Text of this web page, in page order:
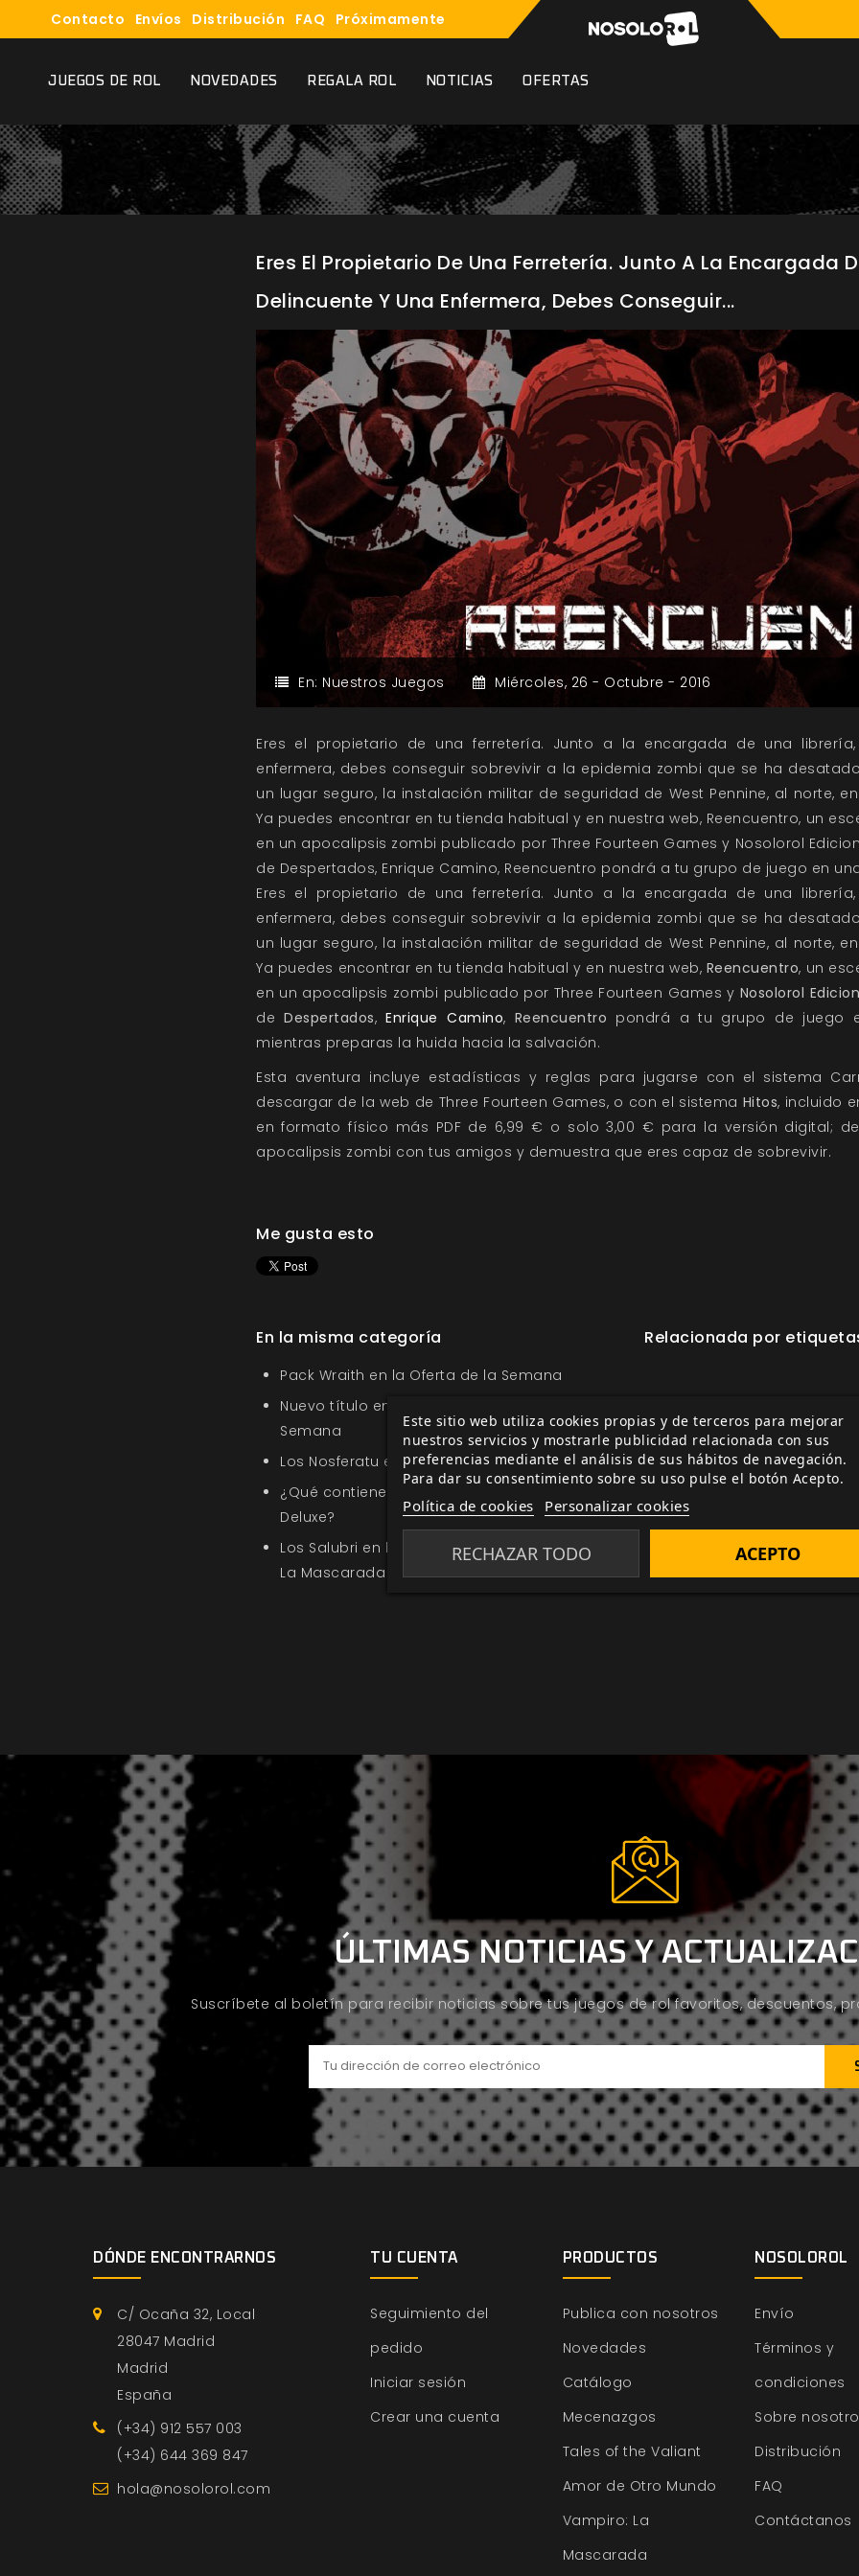
Contacto Envíos Distribución FAQ Próximamente
JUEGOS DE ROL NOVEDADES REGALA ROL NOTICIAS OFERTAS
Eres El Propietario De Una Ferretería. Junto A La Encargada
Delincuente Y Una Enfermera, Debes Conseguir...
En: Nuestros Juegos Miércoles, 26 - Octubre - 2016
Eres el propietario de una ferretería. Junto a la encargada de una
enfermera, debes conseguir sobrevivir a la epidemia zombi que se ha
un lugar seguro, la instalación militar de seguridad de West Pennine, al norte,
Ya puedes encontrar en tu tienda habitual y en nuestra web, Reencuentro, un
en un apocalipsis zombi publicado por Three Fourteen Games y Nosolorol
de Despertados, Enrique Camino, Reencuentro pondrá a tu grupo de juego en
Eres el propietario de una ferretería. Junto a la encargada de una
enfermera, debes conseguir sobrevivir a la epidemia zombi que se ha
un lugar seguro, la instalación militar de seguridad de West Pennine, al norte,
Ya puedes encontrar en tu tienda habitual y en nuestra web, Reencuentro, un
en un apocalipsis zombi publicado por Three Fourteen Games y Nosolorol
deDespertados,Enrique Camino, Reencuentro pondrá a tu grupo de juego
mientras preparas la huida hacia la salvación.
Esta aventura incluye estadísticas y reglas para jugarse con el sistema
descargar de la web de Three Fourteen Games, o con el sistema Hitos, incluido
en formato físico más PDF de 6,99 € o solo 3,00 € para la versión digital;
apocalipsis zombi con tus amigos y demuestra que eres capaz de sobrevivir.
Me gusta esto
En la misma categoría
Pack Wraith en la Oferta de la Semana
Nuevo título en la sección Oferta de la
Semana
Los Nosferatu en Saber de los Clanes
¿Qué contiene Amor de Otro Mundo: Edición
Deluxe?
Los Salubri en la Guía de Juego de Vampiro:
La Mascarada 5ª edición
Relacionada por
ÚLTIMAS NOTICIAS Y
Suscríbete al boletín para recibir noticias sobre tus juegos de rol favoritos, descuentos,
DÓNDE ENCONTRARNOS
C/ Ocaña 32, Local
28047 Madrid
Madrid
España
(+34) 912 557 003
(+34) 644 369 847
hola@nosolorol.com
TU CUENTA
Seguimiento del
pedido
Iniciar sesión
Crear una cuenta
PRODUCTOS
Publica con nosotros
Novedades
Catálogo
Mecenazgos
Tales of the Valiant
Amor de Otro Mundo
Vampiro: La
Mascarada
NOSOLOROL
Envío
Términos y
condiciones
Sobre
Distribución
FAQ
Contáctanos
Este sitio web utiliza cookies propias y de terceros para mejorar
nuestros servicios y mostrarle publicidad relacionada con sus
preferencias mediante el análisis de sus hábitos de navegación.
Para dar su consentimiento sobre su uso pulse el botón Acepto.
Política de cookies Personalizar cookies
RECHAZAR TODO ACEPTO